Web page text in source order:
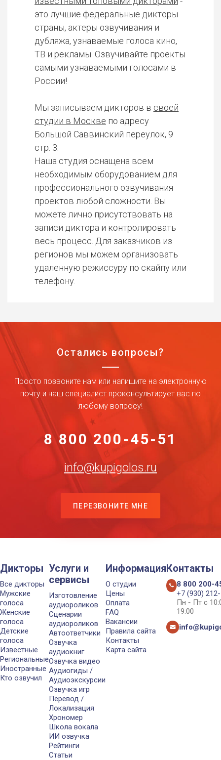
это лучшие федеральные дикторы
страны, актеры озвучивания и
дубляжа, узнаваемые голоса кино,
ТВ и рекламы. Озвучивайте проекты
самыми узнаваемыми голосами в
России!
Мы записываем дикторов в своей
студии в Москве по адресу
Большой Саввинский переулок, 9
стр. 3.
Наша студия оснащена всем
необходимым оборудованием для
профессионального озвучивания
проектов любой сложности. Вы
можете лично присутствовать на
записи диктора и контролировать
весь процесс. Для заказчиков из
регионов мы можем организовать
удаленную режиссуру по скайпу или
телефону.
Остались вопросы?
Просто позвоните нам или напишите на электронную
почту и наш специалист проконсультирует вас по
любому вопросу!
8 800 200-45-51
info@kupigolos.ru
ПЕРЕЗВОНИТЕ МНЕ
Дикторы
Все дикторы
Мужские
голоса
Женские
голоса
Детские
голоса
Известные
Региональные
Иностранные
Кто озвучил
Услуги и
сервисы
Изготовление
аудиороликов
Сценарии
аудиороликов
Автоответчики
Озвучка
аудиокниг
Озвучка видео
Аудиогиды /
Аудиоэкскурсии
Озвучка игр
Перевод /
Локализация
Хрономер
Школа вокала
ИИ озвучка
Рейтинги
Статьи
Информация
О студии
Цены
Оплата
FAQ
Вакансии
Правила сайта
Контакты
Карта сайта
Контакты
8 800 200-
+7 (930)
Пн - Пт с
19:00